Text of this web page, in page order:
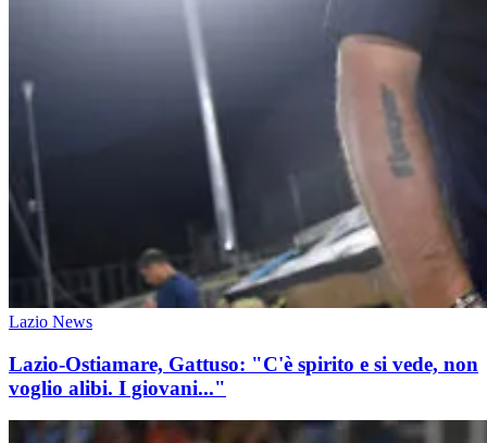
Lazio News
Lazio-Ostiamare, Gattuso: "C'è spirito e si vede, non
voglio alibi. I giovani..."